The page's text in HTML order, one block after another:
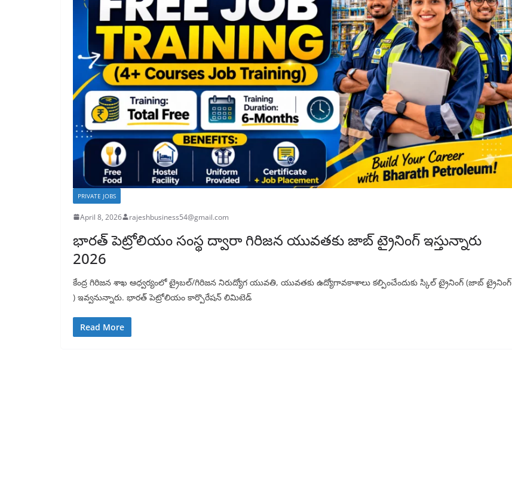
PRIVATE JOBS
April 8, 2026 rajeshbusiness54@gmail.com
భారత్ పెట్రోలియం సంస్థ ద్వారా గిరిజన యువతకు జాబ్ ట్రైనింగ్ ఇస్తున్నారు
2026
కేంద్ర గిరిజన శాఖ ఆధ్వర్యంలో ట్రైబల్/గిరిజన నిరుద్యోగ యువతి, యువతకు ఉద్యోగావకాశాలు కల్పించేందుకు స్కిల్ ట్రైనింగ్ (జాబ్ ట్రైనింగ్
) ఇవ్వనున్నారు. భారత్ పెట్రోలియం కార్పొరేషన్ లిమిటెడ్
Read More